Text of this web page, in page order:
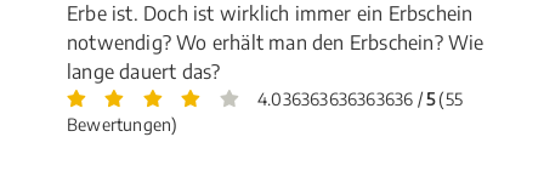
Erbe ist. Doch ist wirklich immer ein Erbschein
notwendig? Wo erhält man den Erbschein? Wie
lange dauert das?
4.036363636363636 /5(55
Bewertungen)